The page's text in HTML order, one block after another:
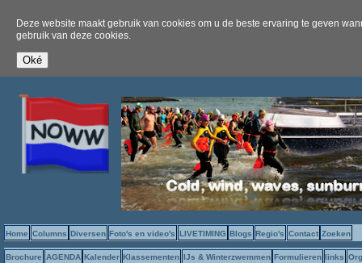
Deze website maakt gebruik van cookies om u de beste ervaring te geven
gebruik van deze cookies.
Home Columns Diversen Foto's en video's LIVETIMING Blogs Regio's Contact Zoeken
Brochure AGENDA Kalender Klassementen IJs & Winterzwemmen Formulieren links